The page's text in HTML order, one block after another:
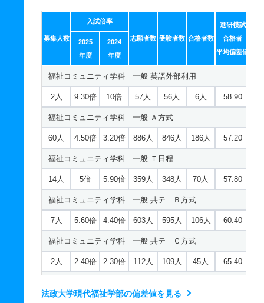
社会学科 一般 Ｔ日程
6.20倍 5.20倍
社会学科 一般 共テ Ｂ方式
20人 4.30倍 5.70倍 638人 638人 149人 63
社会学科 一般 共テ Ｃ方式
5人 1.60倍 1.20倍 300人 297人 186人 64.40
メディア社会学科 一般 英語外部利用
5人 15.50倍 12.40倍 334人 325人 21人 57.80
メディア社会学科 一般 Ａ方式Ⅰ日程
93人 3.40倍 3.90倍 760人 719人 214人 60.20
メディア社会学科 一般 Ｔ日程
15人 7.10倍 5.30倍 359人 346人 49人 63.20
メディア社会学科 一般 共テ Ｂ方式
15人 4.70倍 4.60倍 614人 614人 130人
募集人数
入試倍率
志願者数 受験者数 合格者数
進研模試
合格者
平均偏差値
2025
年度
2024
年度
福祉コミュニティ学科 一般 英語外部利用
2人 9.30倍 10倍 57人 56人 6人 58.90
福祉コミュニティ学科 一般 Ａ方式
60人 4.50倍 3.20倍 886人 846人 186人 57.20
福祉コミュニティ学科 一般 Ｔ日程
14人 5倍 5.90倍 359人 348人 70人 57.80
福祉コミュニティ学科 一般 共テ Ｂ方式
7人 5.60倍 4.40倍 603人 595人 106人 60.40
福祉コミュニティ学科 一般 共テ Ｃ方式
2人 2.40倍 2.30倍 112人 109人 45人 65.40
法政大学現代福祉学部の偏差値を見る